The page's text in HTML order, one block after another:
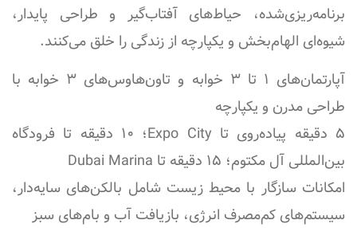
برنامه‌ریزی‌شده، حیاط‌های آفتاب‌گیر و طراحی پایدار،
شیوه‌ای الهام‌بخش و یکپارچه از زندگی را خلق می‌کنند.
آپارتمان‌های ۱ تا ۳ خوابه و تاون‌هاوس‌های ۳ خوابه با
طراحی مدرن و یکپارچه
۵ دقیقه پیاده‌روی تا Expo City؛ ۱۰ دقیقه تا فرودگاه
بین‌المللی آل مکتوم؛ ۱۵ دقیقه تا Dubai Marina
امکانات سازگار با محیط زیست شامل بالکن‌های سایه‌دار،
سیستم‌های کم‌مصرف انرژی، بازیافت آب و بام‌های سبز